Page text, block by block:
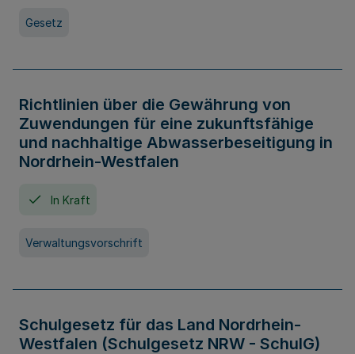
Gesetz
Richtlinien über die Gewährung von
Zuwendungen für eine zukunftsfähige
und nachhaltige Abwasserbeseitigung in
Nordrhein-Westfalen
In Kraft
Verwaltungsvorschrift
Schulgesetz für das Land Nordrhein-
Westfalen (Schulgesetz NRW - SchulG)